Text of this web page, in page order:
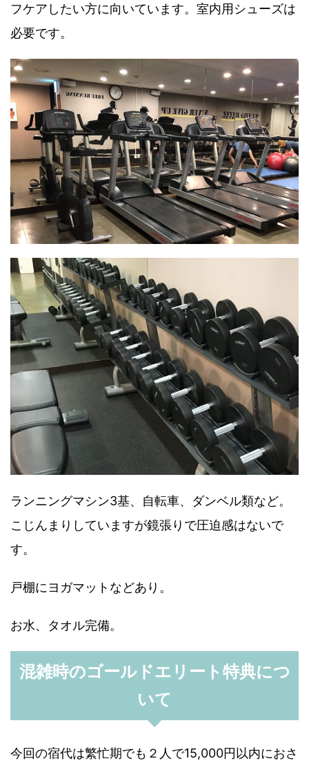
フケアしたい方に向いています。室内用シューズは
必要です。
ランニングマシン3基、自転車、ダンベル類など。
こじんまりしていますが鏡張りで圧迫感はないで
す。
戸棚にヨガマットなどあり。
お水、タオル完備。
混雑時のゴールドエリート特典につ
いて
今回の宿代は繁忙期でも２人で15,000円以内におさ